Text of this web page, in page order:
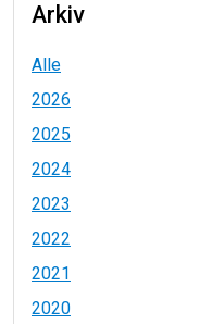
Arkiv
Alle
2026
2025
2024
2023
2022
2021
2020